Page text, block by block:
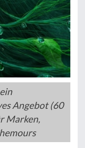
Angebot (60
Marken,